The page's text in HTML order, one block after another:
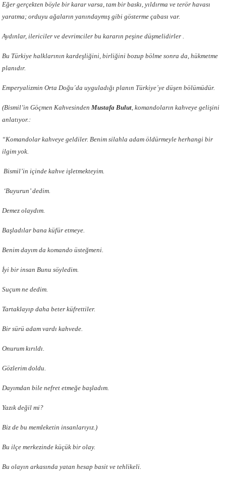
Eğer gerçekten böyle bir karar varsa, tam bir baskı, yıldırma ve terör havası
yaratma; orduyu ağaların yanındaymış gibi gösterme çabası var.
Aydınlar, ilericiler ve devrimciler bu kararın peşine düşmelidirler .
Bu Türkiye halklarının kardeşliğini, birliğini bozup bölme sonra da, hükmetme
planıdır.
Emperyalizmin Orta Doğu´da uyguladığı planın Türkiye´ye düşen bölümüdür.
(Bismil’in Göçmen KahvesindenMustafa Bulut, komandoların kahveye gelişini
anlatıyor.:
“Komandolar kahveye geldiler. Benim silahla adam öldürmeyle herhangi bir
ilgim yok.
Bismil’in içinde kahve işletmekteyim.
‘Buyurun’ dedim.
Demez olaydım.
Başladılar bana küfür etmeye.
Benim dayım da komando üsteğmeni.
İyi bir insan Bunu söyledim.
Suçum ne dedim.
Tartaklayıp daha beter küfrettiler.
Bir sürü adam vardı kahvede.
Onurum kırıldı.
Gözlerim doldu.
Dayımdan bile nefret etmeğe başladım.
Yazık değil mi?
Biz de bu memleketin insanlarıyız.)
Bu ilçe merkezinde küçük bir olay.
Bu olayın arkasında yatan hesap basit ve tehlikeli.